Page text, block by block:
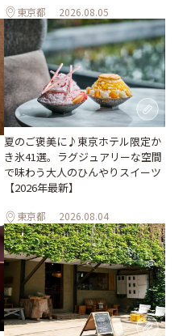
東京都 2026.08.05
夏のご褒美に♪東京ホテル限定か
き氷41選。ラグジュアリーな空間
で味わう大人のひんやりスイーツ
【2026年最新】
東京都 2026.08.04